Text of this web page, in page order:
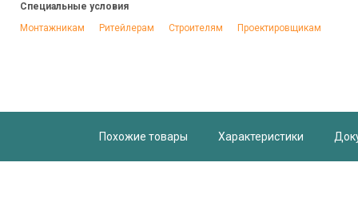
Специальные условия
Монтажникам
Ритейлерам Строителям Проектировщикам
Похожие товары Характеристики